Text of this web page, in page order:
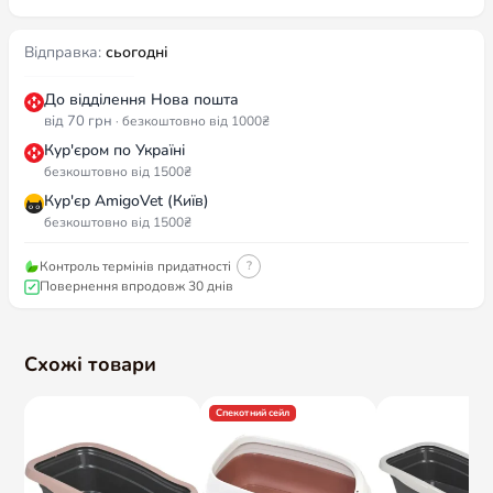
Відправка: сьогодні
До відділення Нова пошта
від 70 грн · безкоштовно від 1000₴
Кур'єром по Україні
безкоштовно від 1500₴
Кур'єр AmigoVet (Київ)
безкоштовно від 1500₴
Контроль термінів придатності ?
Повернення впродовж 30 днів
Схожі товари